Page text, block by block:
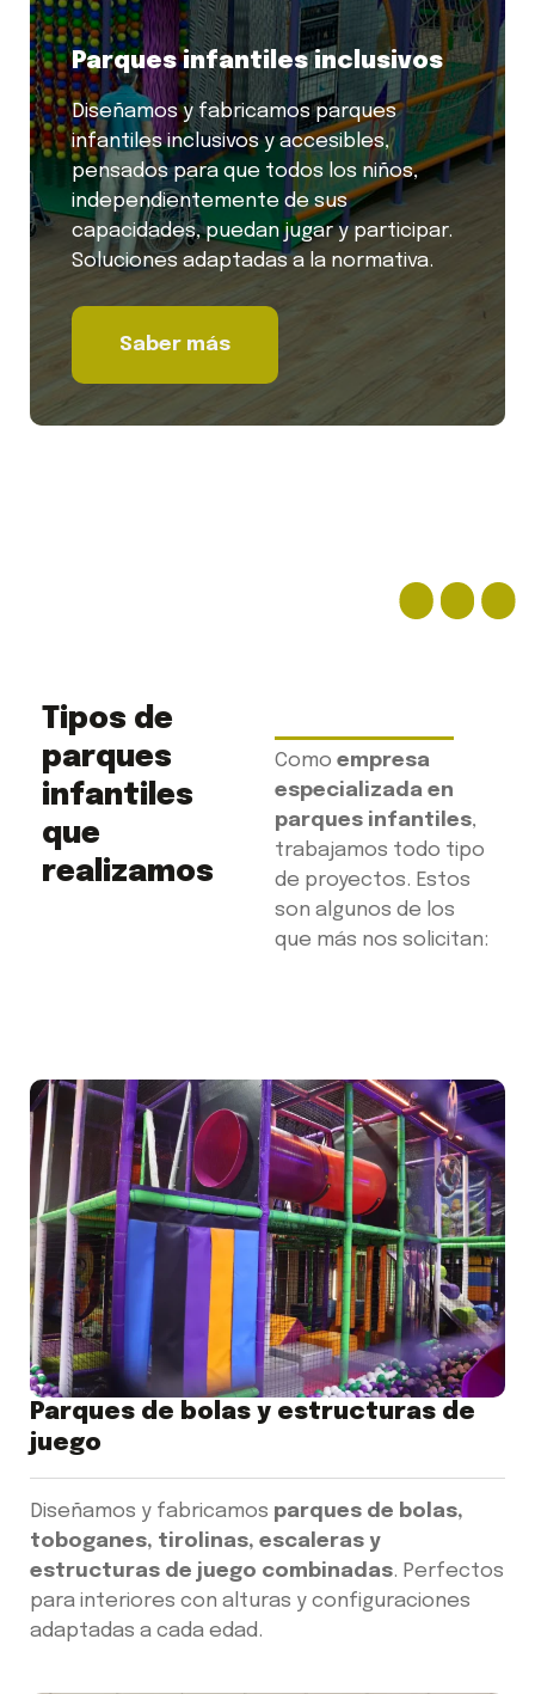
Parques infantiles inclusivos
Diseñamos y fabricamos parques
infantiles inclusivos y accesibles,
pensados para que todos los niños,
independientemente de sus
capacidades, puedan jugar y participar.
Soluciones adaptadas a la normativa.
Saber más
Tipos de
parques
infantiles
que
realizamos
Comoempresa
especializada en
parques infantiles,
trabajamos todo tipo
de proyectos. Estos
son algunos de los
que más nos solicitan:
Parques de bolas y estructuras de
juego
Diseñamos y fabricamos parques de bolas,
toboganes, tirolinas, escaleras y
estructuras de juego combinadas. Perfectos
para interiores con alturas y configuraciones
adaptadas a cada edad.